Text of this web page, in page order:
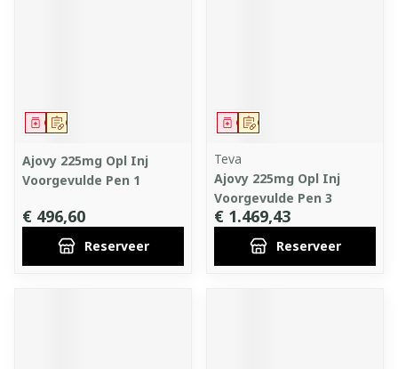
Op voorschrift
Geneesmiddel
Ajovy 225mg Opl Inj
Voorgevulde Pen 1
€ 496,60
Reserveer
Op voorschrift
Geneesmiddel
Teva
Ajovy 225mg Opl Inj
Voorgevulde Pen 3
€ 1.469,43
Reserveer